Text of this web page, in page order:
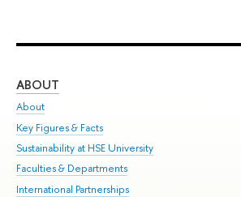
ABOUT
About
Key Figures & Facts
Sustainability at HSE University
Faculties & Departments
International Partnerships